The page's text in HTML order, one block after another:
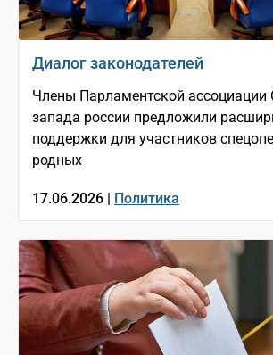
Диалог законодателей
Члены Парламентской ассоциации
запада россии предложили
поддержки для участников
родных
17.06.2026 | Политика